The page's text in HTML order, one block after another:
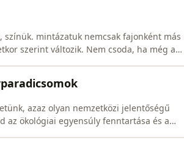
mintázatuk nemcsak fajonként más
szerint változik. Nem csoda, ha még a
azaz olyan nemzetközi jelentőségű
az ökológiai egyensúly fenntartása és a